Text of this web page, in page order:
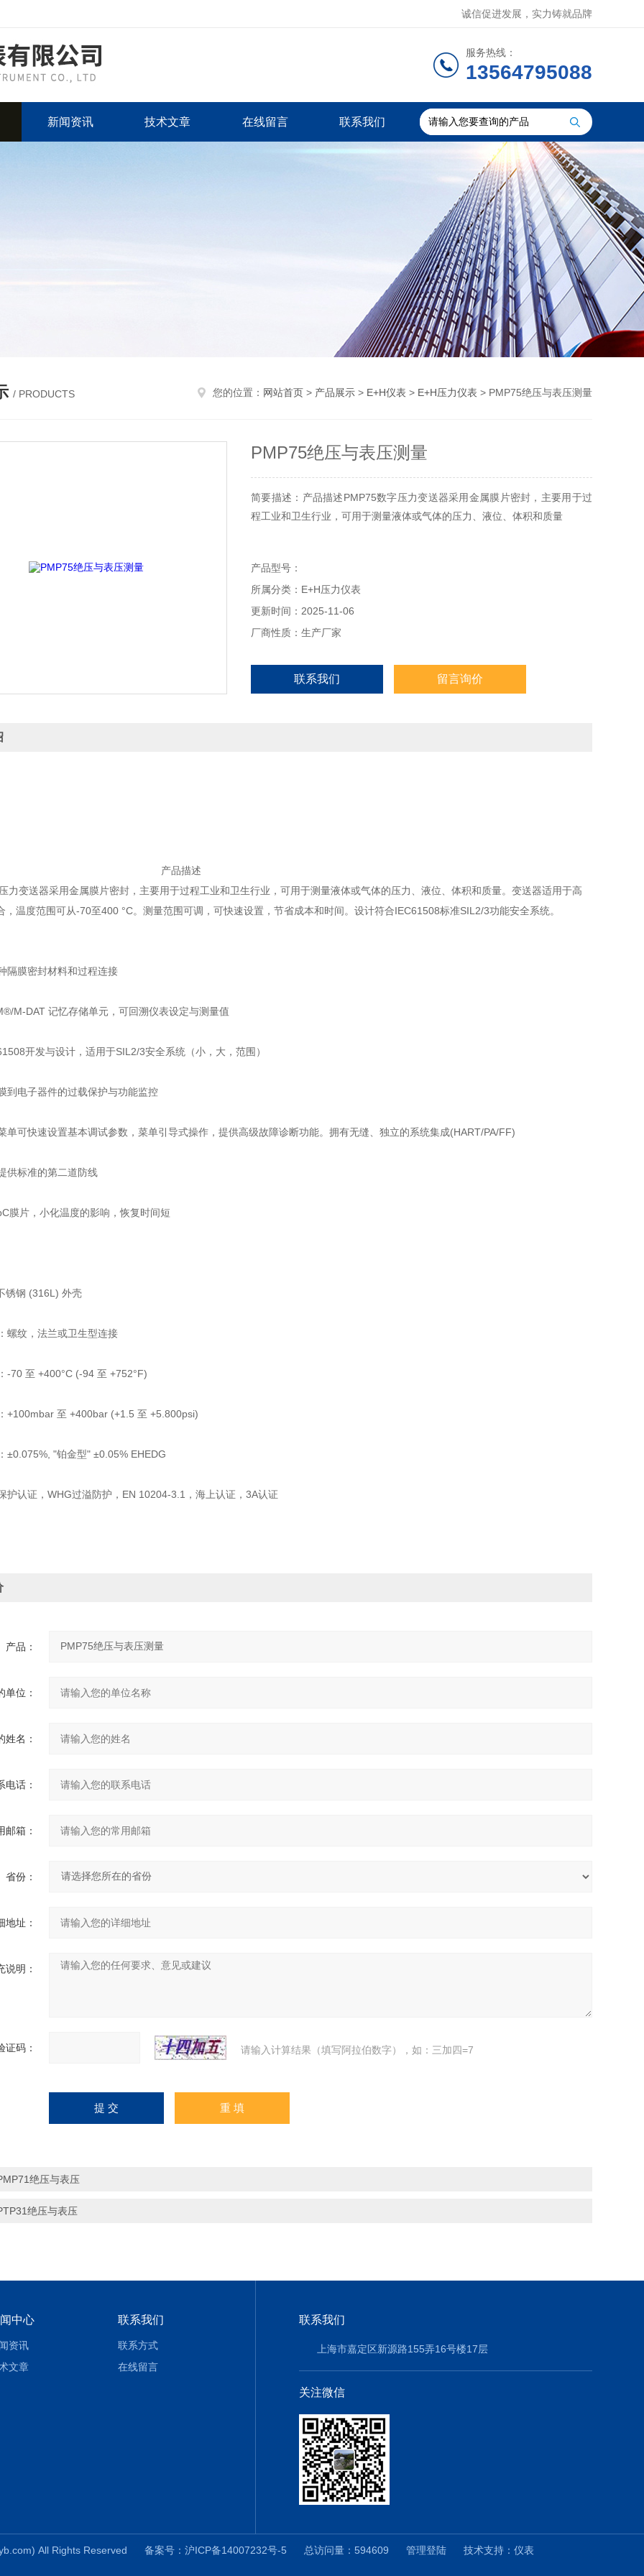
诚信促进发展，实力铸就品牌
服务热线：
13564795088
新闻资讯 技术文章 在线留言 联系我们
/ PRODUCTS 您的位置： 网站首页 > 产品展示 > E+H仪表 > E+H压力仪表 > PMP75绝压与表压测量
PMP75绝压与表压测量
简要描述：产品描述PMP75数字压力变送器采用金属膜片密封，主要用于过
程工业和卫生行业，可用于测量液体或气体的压力、液位、体积和质量
产品型号：
所属分类：E+H压力仪表
更新时间：2025-11-06
厂商性质：生产厂家
联系我们 留言询价
产品描述
力变送器采用金属膜片密封，主要用于过程工业和卫生行业，可用于测量液体或气体的压力、液位、体积和质量。变送器适用于高
，温度范围可从-70至400 °C。测量范围可调，可快速设置，节省成本和时间。设计符合IEC61508标准SIL2/3功能安全系统。
隔膜密封材料和过程连接
M-DAT 记忆存储单元，可回溯仪表设定与测量值
开发与设计，适用于SIL2/3安全系统（小，大，范围）
到电子器件的过载保护与功能监控
可快速设置基本调试参数，菜单引导式操作，提供高级故障诊断功能。拥有无缝、独立的系统集成(HART/PA/FF)
供标准的第二道防线
膜片，小化温度的影响，恢复时间短
锈钢 (316L) 外壳
螺纹，法兰或卫生型连接
70 至 +400°C (-94 至 +752°F)
+100mbar 至 +400bar (+1.5 至 +5.800psi)
"铂金型" ±0.05% EHEDG
认证，WHG过溢防护，EN 10204-3.1，海上认证，3A认证
产品：
单位：
姓名：
电话：
邮箱：
省份：
地址：
说明：
证码： 请输入计算结果（填写阿拉伯数字），如：三加四=7
绝压与表压
绝压与表压
中心
资讯
文章
联系我们
联系方式
在线留言
联系我们
上海市嘉定区新源路155弄16号楼17层
关注微信
All Rights Reserved 备案号：沪ICP备14007232号-5 总访问量：594609 管理登陆 技术支持： 仪表